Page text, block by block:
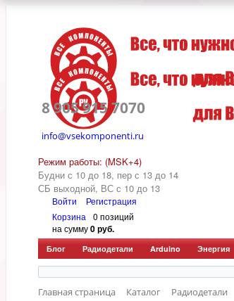
8 905 915 7070
info@vsekomponenti.ru
Режим работы: (MSK+4)
Будни с 10 до 18, пер с 13 до 14
СБ выходной, ВС с 10 до 13
Войти
Регистрация
Корзина
0 позиций
на сумму0 руб.
Блог Радиодетали Arduino Энергия
Главная страница Каталог Радиодетали